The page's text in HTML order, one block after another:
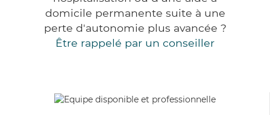
domicile permanente suite à une
perte d'autonomie plus avancée ?
Être rappelé par un conseiller